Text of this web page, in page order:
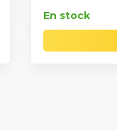
En stock